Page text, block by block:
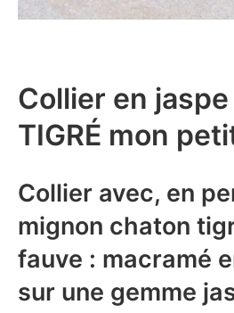
Collier en jaspe
TIGRÉ mon
Collier avec, en
mignon chaton
fauve : macramé
sur une gemme